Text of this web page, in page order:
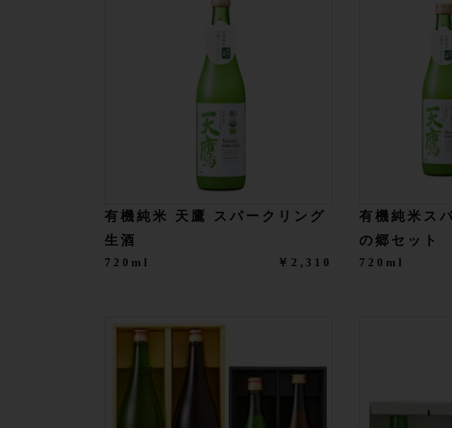
有機純米 天鷹 スパークリング
生酒
720ml ￥2,310
有機純米ス
の郷セット
720ml